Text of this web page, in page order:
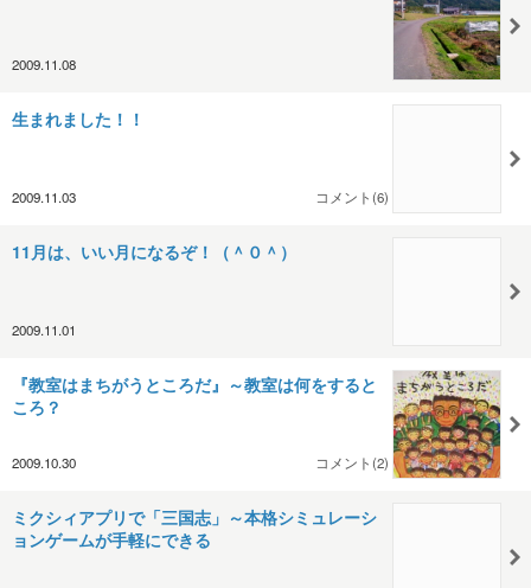
2009.11.08
生まれました！！
2009.11.03 コメント(6)
11月は、いい月になるぞ！（＾０＾）
2009.11.01
『教室はまちがうところだ』～教室は何をすると
ころ？
2009.10.30 コメント(2)
ミクシィアプリで「三国志」～本格シミュレーシ
ョンゲームが手軽にできる